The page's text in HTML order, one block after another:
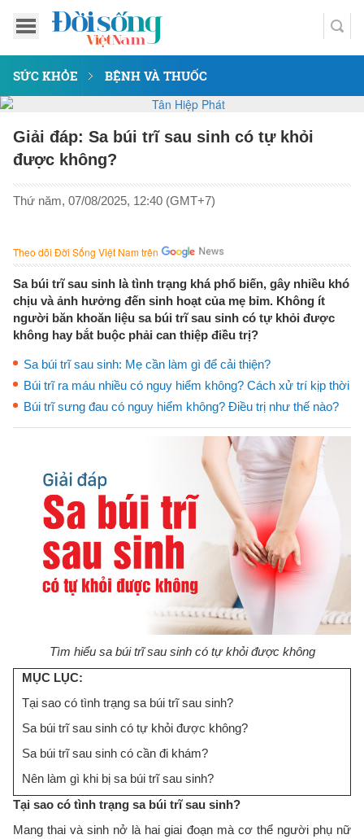
SỨC KHỎE BỆNH VÀ THUỐC
Giải đáp: Sa búi trĩ sau sinh có tự khỏi
được không?
Thứ năm, 07/08/2025, 12:40 (GMT+7)
Theo dõi Đời Sống Việt Nam trên
Sa búi trĩ sau sinh là tình trạng khá phổ biến, gây nhiều khó
chịu và ảnh hưởng đến sinh hoạt của mẹ bỉm. Không ít
người băn khoăn liệu sa búi trĩ sau sinh có tự khỏi được
không hay bắt buộc phải can thiệp điều trị?
Sa búi trĩ sau sinh: Mẹ cần làm gì để cải thiện?
Búi trĩ ra máu nhiều có nguy hiểm không? Cách xử trí kịp thời
Búi trĩ sưng đau có nguy hiểm không? Điều trị như thế nào?
Tìm hiểu sa búi trĩ sau sinh có tự khỏi được không
MỤC LỤC:
Tại sao có tình trạng sa búi trĩ sau sinh?
Sa búi trĩ sau sinh có tự khỏi được không?
Sa búi trĩ sau sinh có cần đi khám?
Nên làm gì khi bị sa búi trĩ sau sinh?
Tại sao có tình trạng sa búi trĩ sau sinh?
Mang thai và sinh nở là hai giai đoạn mà cơ thể người phụ nữ